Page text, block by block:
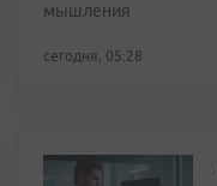
мышления
сегодня, 05:28